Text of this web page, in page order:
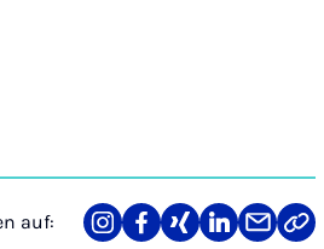
auf:
TeilenTeilenTeilenTeilenTeilenLink